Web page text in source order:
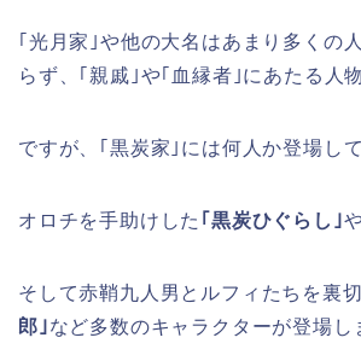
｢光月家｣や他の大名はあまり多くの
らず、｢親戚｣や｢血縁者｣にあたる人
ですが、｢黒炭家｣には何人か登場し
オロチを手助けした ｢黒炭ひぐらし｣
そして赤鞘九人男とルフィたちを裏
郎｣ など多数のキャラクターが登場し